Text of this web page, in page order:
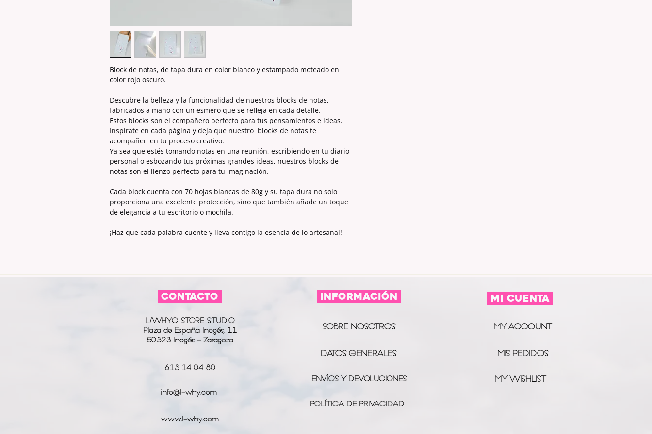
Block de notas, de tapa dura en color blanco y estampado moteado en
color rojo oscuro.
Descubre la belleza y la funcionalidad de nuestros blocks de notas,
fabricados a mano con un esmero que se refleja en cada detalle.
Estos blocks son el compañero perfecto para tus pensamientos e ideas.
Inspírate en cada página y deja que nuestro blocks de notas te
acompañen en tu proceso creativo.
Ya sea que estés tomando notas en una reunión, escribiendo en tu diario
personal o esbozando tus próximas grandes ideas, nuestros blocks de
notas son el lienzo perfecto para tu imaginación.
Cada block cuenta con 70 hojas blancas de 80g y su tapa dura no solo
proporciona una excelente protección, sino que también añade un toque
de elegancia a tu escritorio o mochila.
¡Haz que cada palabra cuente y lleva contigo la esencia de lo artesanal!
CONTACTO
L/WHYC STORE STUDIO
Plaza de España Inogés, 11
50323 Inogés - Zaragoza
613 14 04 80
información
SOBRE NOSOTROS
DATOS GENERALES
ENVÍOS Y DEVOLUCIONES
MI CUENTA
MY ACCOUNT
MIS PEDIDOS
MY WISHLIST
info@l-why.com
POLÍTICA DE PRIVACIDAD
www.l-why.com